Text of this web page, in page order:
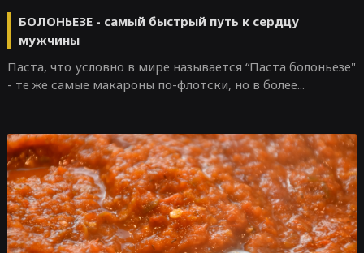
БОЛОНЬЕЗЕ - самый быстрый путь к сердцу
мужчины
Паста, что условно в мире называется “Паста болоньезе"
- те же самые макароны по-флотски, но в более...